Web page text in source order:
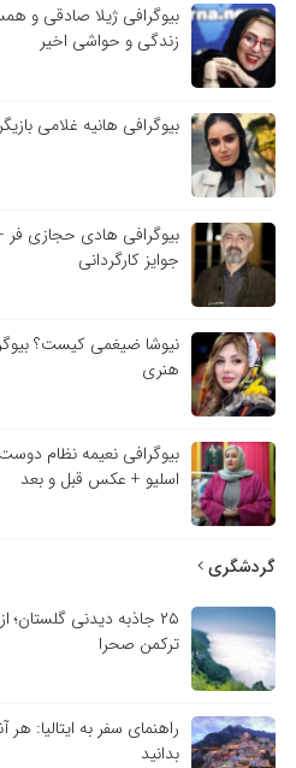
بیوگرافی ژیلا صادقی و
زندگی و حواشی اخیر
بیوگرافی هانیه غلامی
بیوگرافی هادی حجازی فر
جوایز کارگردانی
نیوشا ضیغمی کیست؟
هنری
بیوگرافی نعیمه نظام
اسلیو + عکس قبل و بعد
گردشگری
۲۵ جاذبه دیدنی گلستان؛
ترکمن صحرا
راهنمای سفر به ایتالیا:
بدانید